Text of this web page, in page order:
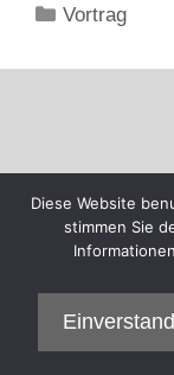
Kategorien
Vortrag
Diese Website
stimmen Sie